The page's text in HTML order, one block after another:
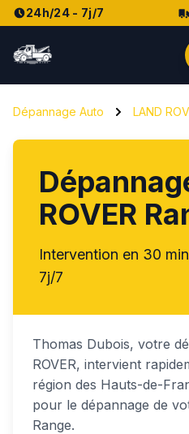
24h/24 - 7j/7
Dépannage Auto LAND
ROVER
Intervention en 30
7j/7
Thomas Dubois, votre
ROVER, intervient
région des Hauts-de-
pour le dépannage de
Range.